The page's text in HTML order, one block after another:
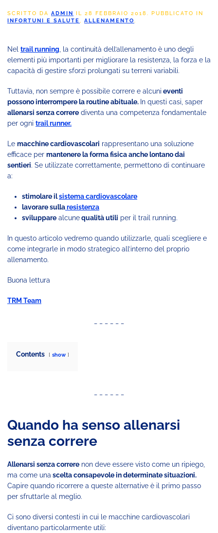
SCRITTO DA ADMIN IL 28 FEBBRAIO 2018 . PUBBLICATO IN
INFORTUNI E SALUTE, ALLENAMENTO.
Nel trail running , la continuità dell’allenamento è uno degli
elementi più importanti per migliorare la resistenza, la forza e la
capacità di gestire sforzi prolungati su terreni variabili.
Tuttavia, non sempre è possibile correre e alcuni eventi
possono interrompere la routine abituale. In questi casi, saper
allenarsi senza correre diventa una competenza fondamentale
per ogni trail runner.
Le macchine cardiovascolari rappresentano una soluzione
efficace per mantenere la forma fisica anche lontano dai
sentieri. Se utilizzate correttamente, permettono di continuare
a:
stimolare ilsistema cardiovascolare
lavorare sullaresistenza
sviluppare alcunequalità utili per il trail running.
In questo articolo vedremo quando utilizzarle, quali scegliere e
come integrarle in modo strategico all’interno del proprio
allenamento.
Buona lettura
TRM Team
Contents show
Quando ha senso allenarsi
senza correre
Allenarsi senza correre non deve essere visto come un ripiego,
ma come una scelta consapevole in determinate situazioni.
Capire quando ricorrere a queste alternative è il primo passo
per sfruttarle al meglio.
Ci sono diversi contesti in cui le macchine cardiovascolari
diventano particolarmente utili: